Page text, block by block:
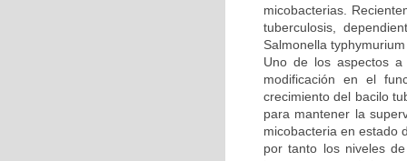
micobacterias.
tuberculosis,
Salmonella
Uno de los aspectos
modificación en el
crecimiento del bacilo
para mantener la
micobacteria en estado
por tanto los niveles